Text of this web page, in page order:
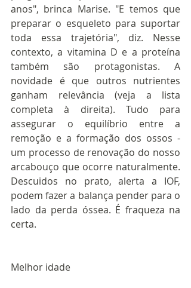
anos", brinca Marise. "E temos que
preparar o esqueleto para suportar
toda essa trajetória", diz. Nesse
contexto, a vitamina D e a proteína
também são protagonistas. A
novidade é que outros nutrientes
ganham relevância (veja a lista
completa à direita). Tudo para
assegurar o equilíbrio entre a
remoção e a formação dos ossos -
um processo de renovação do nosso
arcabouço que ocorre naturalmente.
Descuidos no prato, alerta a IOF,
podem fazer a balança pender para o
lado da perda óssea. É fraqueza na
certa.
Melhor idade